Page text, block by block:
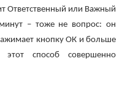
Ответственный или Важный
– тоже не вопрос: он
кнопку ОК и больше
способ совершенно